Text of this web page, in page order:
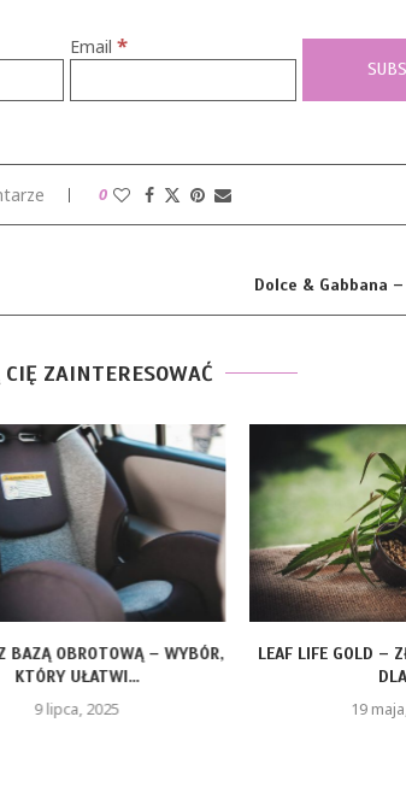
Email*
0
Dolce & Gabbana
CIĘ ZAINTERESOWAĆ
BAZĄ OBROTOWĄ – WYBÓR,
KTÓRY UŁATWI...
9 lipca, 2025
LEAF LIFE GOLD –
19